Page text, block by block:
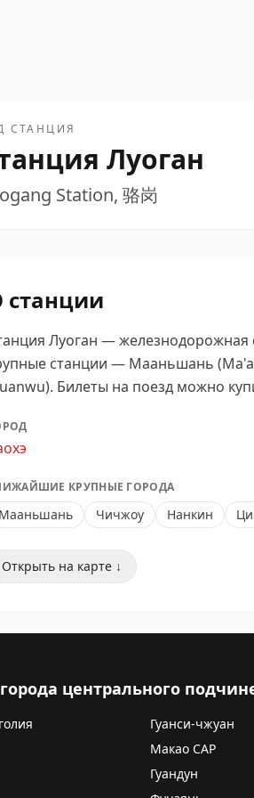
СТАНЦИЯ
Луоган
Station, 骆岗
станции
Луоган — железнодорожная
станции — Мааньшань
Билеты на поезд можно
КРУПНЫЕ ГОРОДА
Мааньшань Чичжоу Нанкин
Открыть на карте ↓
центрального
Гуанси-чжуан
Макао САР
Гуандун